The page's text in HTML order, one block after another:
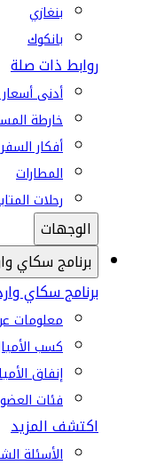
بنغازي
بانكوك
روابط ذات صلة
أدنى أسعار
خارطة
أفكار السفر
المطارات
رحلات
الوجهات
برنامج سكاي
برنامج سكاي
معلومات
كسب
إنفاق
فئات
اكتشف المزيد
الأسئلة